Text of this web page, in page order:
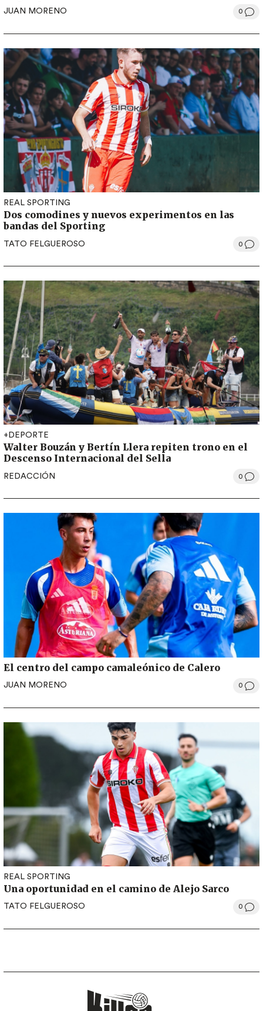
JUAN MORENO 0
REAL SPORTING
Dos comodines y nuevos experimentos en las
bandas del Sporting
TATO FELGUEROSO 0
+DEPORTE
Walter Bouzán y Bertín Llera repiten trono en el
Descenso Internacional del Sella
REDACCIÓN 0
El centro del campo camaleónico de Calero
JUAN MORENO 0
REAL SPORTING
Una oportunidad en el camino de Alejo Sarco
TATO FELGUEROSO 0